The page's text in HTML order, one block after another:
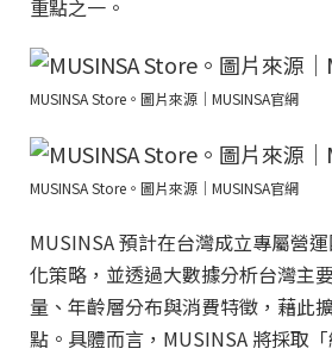
重點之一。
MUSINSA Store。圖片來源｜MUSINSA官網
MUSINSA Store。圖片來源｜MUSINSA官網
MUSINSA 預計在台灣成立專屬營
化策略，並透過大數據分析台灣主
量、年齡層分布與消費特徵，藉此
點。具體而言，MUSINSA 將採取